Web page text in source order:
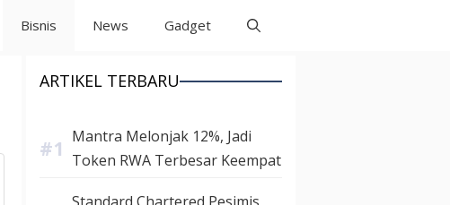
Bisnis News Gadget
ARTIKEL TERBARU
Mantra Melonjak 12%, Jadi
Token RWA Terbesar Keempat